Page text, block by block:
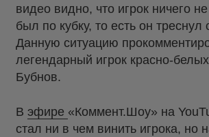
видео видно, что игрок ничего
был по кубку, то есть он треснул
Данную ситуацию
легендарный игрок красно-
Бубнов.
В эфире «Коммент.Шоу» на
стал ни в чем винить игрока, но